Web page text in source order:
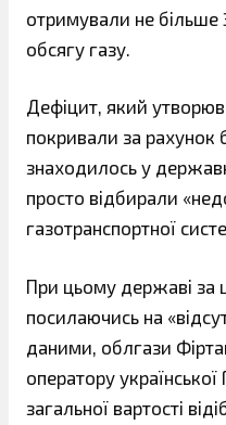
отримували не більше
обсягу газу.
Дефіцит, який
покривали за
знаходилось у
просто відбирали
газотранспортної
При цьому державі за
посилаючись на
даними, облгази
оператору
загальної вартості